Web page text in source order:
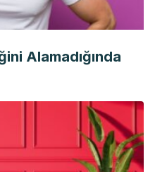
www.mayoclinic.org/es-
diagnosis-
Coutinho; Manuel Ramos.
patients up to 35 years olda
comparing 3 different
Universitário de Coimbra.
Alamadığında